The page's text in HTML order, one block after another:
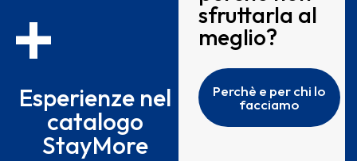
+
Esperienze nel
catalogo
StayMore
sfruttarla al
meglio?
Perchè e per chi lo
facciamo